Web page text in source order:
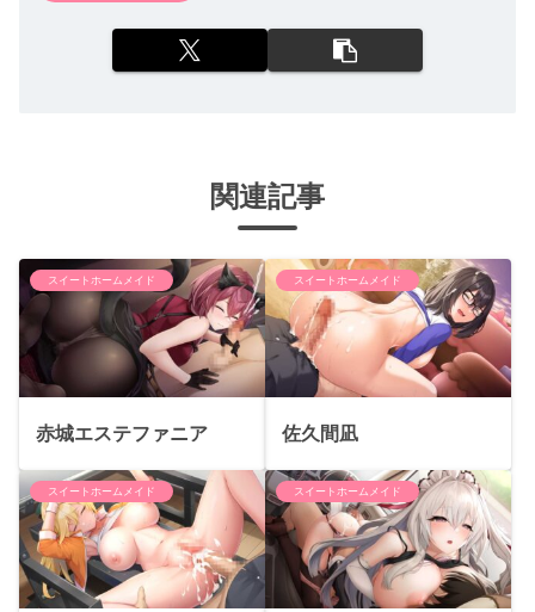
関連記事
スイートホームメイド
赤城エステファニア
スイートホームメイド
佐久間凪
スイートホームメイド スイートホームメイド